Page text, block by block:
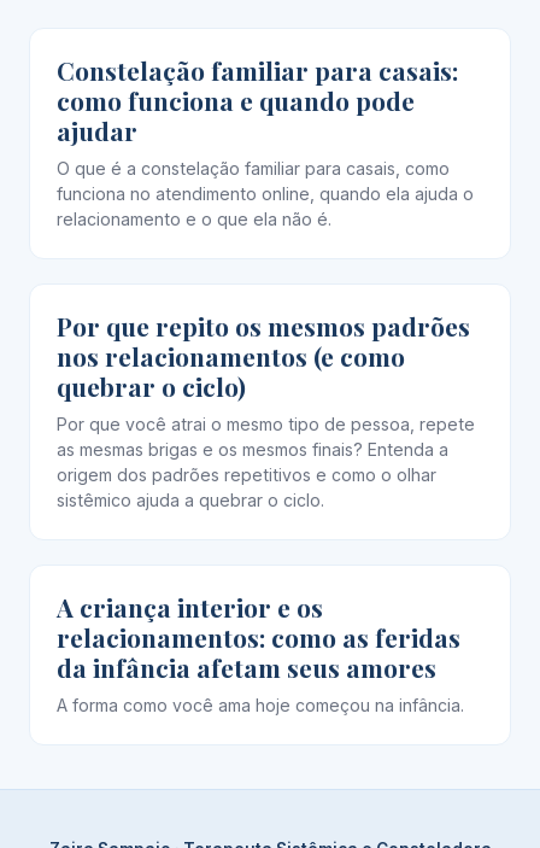
Constelação familiar para casais:
como funciona e quando pode
ajudar
O que é a constelação familiar para casais, como
funciona no atendimento online, quando ela ajuda o
relacionamento e o que ela não é.
Por que repito os mesmos padrões
nos relacionamentos (e como
quebrar o ciclo)
Por que você atrai o mesmo tipo de pessoa, repete
as mesmas brigas e os mesmos finais? Entenda a
origem dos padrões repetitivos e como o olhar
sistêmico ajuda a quebrar o ciclo.
A criança interior e os
relacionamentos: como as feridas
da infância afetam seus amores
A forma como você ama hoje começou na infância.